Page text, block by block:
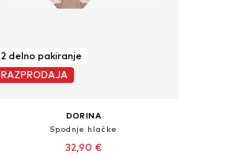
2 delno pakiranje
RAZPRODAJA
DORINA
Spodnje hlačke
32,90 €